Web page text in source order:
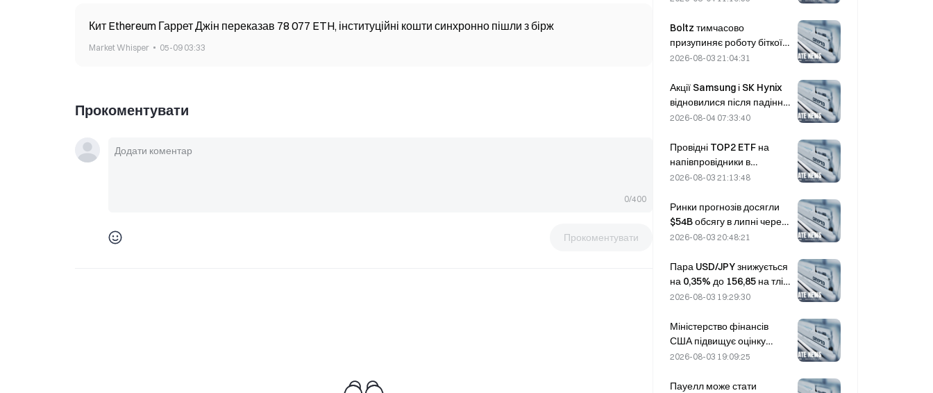
Кит Ethereum Гаррет Джін переказав 78 077 ETH, інституційні кошти синхронно пішли з бірж
Market Whisper 05-09 03:33
Прокоментувати
0/400
Прокоментувати
Xinyuan на ринку може
скоротитися на 27%
Boltz тимчасово
призупиняє роботу біткоїн-
мосту безстроково після
2026-08-03 21:04:31
Акції Samsung і SK Hynix
відновилися після падіння
на 5% завдяки купівлям
2026-08-04 07:33:40
Провідні TOP2 ETF на
напівпровідники в
Південній Кореї впали на
оскільки притоки
розвернулися
2026-08-03 21:13:48
Ринки прогнозів досягли
$54B обсягу в липні через
те, що Кубок світу
2026-08-03 20:48:21
Пара USD/JPY знижується
на 0,35% до 156,85 на тлі
зміцнення єни на початку
2026-08-03 19:29:30
Міністерство фінансів
США підвищує оцінку
запозичень на 3-й квартал
2026-08-03 19:09:25
Пауелл може стати